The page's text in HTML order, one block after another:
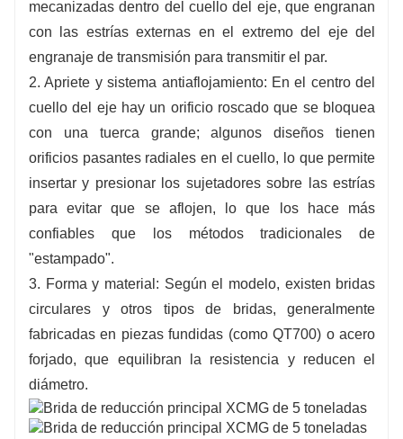
mecanizadas dentro del cuello del eje, que engranan
con las estrías externas en el extremo del eje del
engranaje de transmisión para transmitir el par.
2. Apriete y sistema antiaflojamiento: En el centro del
cuello del eje hay un orificio roscado que se bloquea
con una tuerca grande; algunos diseños tienen
orificios pasantes radiales en el cuello, lo que permite
insertar y presionar los sujetadores sobre las estrías
para evitar que se aflojen, lo que los hace más
confiables que los métodos tradicionales de
"estampado".
3. Forma y material: Según el modelo, existen bridas
circulares y otros tipos de bridas, generalmente
fabricadas en piezas fundidas (como QT700) o acero
forjado, que equilibran la resistencia y reducen el
diámetro.